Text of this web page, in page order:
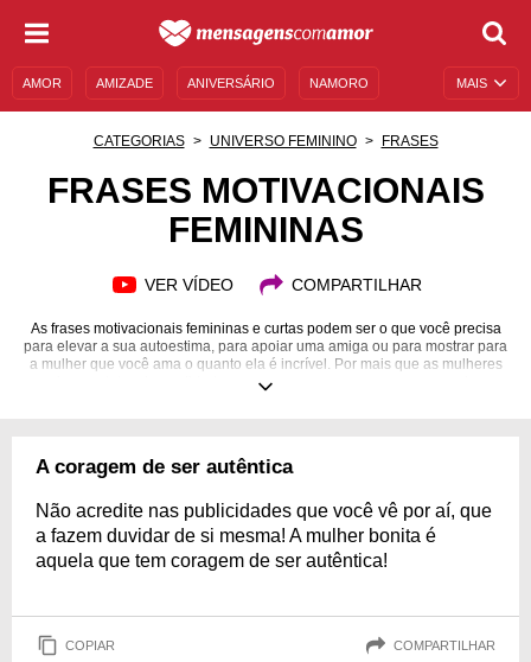
MAIS
AMOR AMIZADE ANIVERSÁRIO NAMORO
MENSAGENS DE ANIVERSÁRIO
CATEGORIAS UNIVERSO FEMININO FRASES
FRASES MOTIVACIONAIS
FEMININAS
VER VÍDEO COMPARTILHAR
As frases motivacionais femininas e curtas podem ser o que você precisa
para elevar a sua autoestima, para apoiar uma amiga ou para mostrar para
a mulher que você ama o quanto ela é incrível. Por mais que as mulheres
sejam repletas de qualidades, nem sempre conseguem enxergar isso
preparamos é o que você precisa ouvir para se sentir bem. Confira!
A coragem de ser autêntica
Não acredite nas publicidades que você vê por aí, que
a fazem duvidar de si mesma! A mulher bonita é
aquela que tem coragem de ser autêntica!
COPIAR COMPARTILHAR